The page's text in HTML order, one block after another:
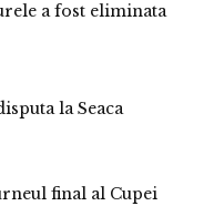
a fost eliminata
la Seaca
final al Cupei